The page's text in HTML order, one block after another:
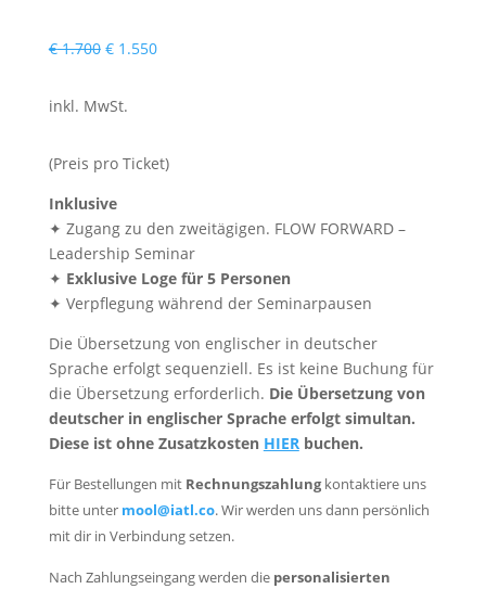
€1.700 Ursprünglicher
war:
€1.550Aktueller
inkl. MwSt.
(Preis pro Ticket)
Inklusive
✦ Zugang zu den zweitägigen. FLOW FORWARD –
Leadership Seminar
✦ Exklusive Loge für 5 Personen
✦ Verpflegung während der Seminarpausen
Die Übersetzung von englischer in deutscher
Sprache erfolgt sequenziell. Es ist keine Buchung für
die Übersetzung erforderlich. Die Übersetzung von
deutscher in englischer Sprache erfolgt simultan.
Diese ist ohne Zusatzkosten HIERbuchen.
Für Bestellungen mit Rechnungszahlungkontaktiere uns
bitte unter mool@iatl.co. Wir werden uns dann persönlich
mit dir in Verbindung setzen.
Nach Zahlungseingang werden die personalisierten